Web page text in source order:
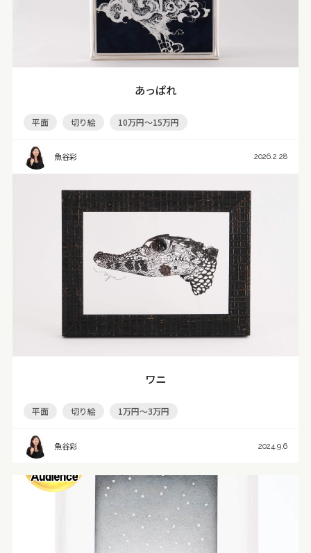
あっぱれ
平面 切り絵 10万円～15万円
魚谷彩 2026.2.28
ワニ
平面 切り絵 1万円～3万円
魚谷彩 2024.9.6